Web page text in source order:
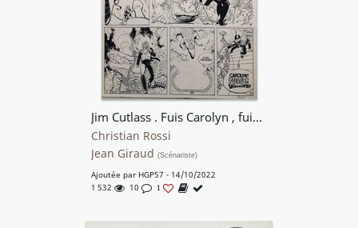
Jim Cutlass . Fuis Carolyn , fuis....
Christian Rossi
Jean Giraud (Scénariste)
Ajoutée par HGP57 - 14/10/2022
1 532
10 1